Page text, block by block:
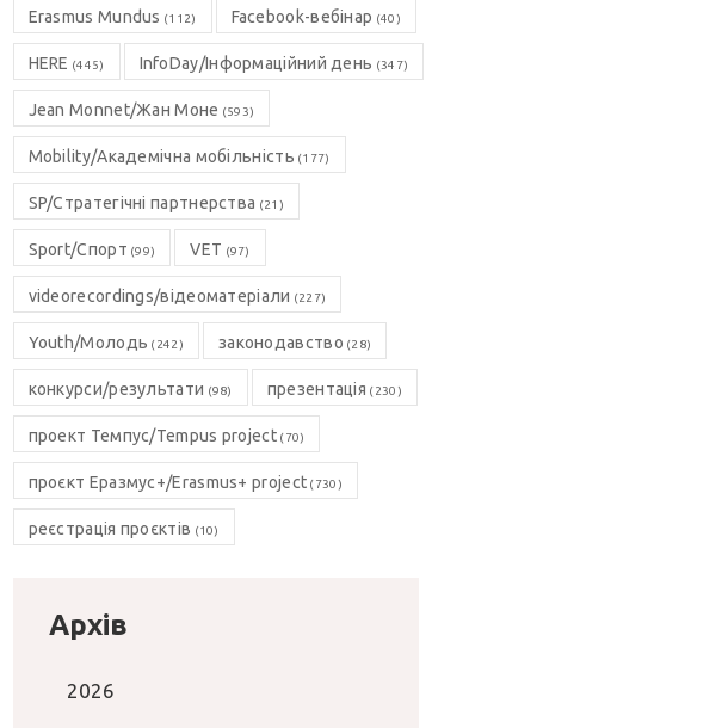
Erasmus Mundus (112) Facebook-вебінар (40)
HERE (445) InfoDay/Інформаційний день (347)
Jean Monnet/Жан Моне (593)
Mobility/Академічна мобільність (177)
SP/Стратегічні партнерства (21)
Sport/Спорт (99) VET (97)
videorecordings/відеоматеріали (227)
Youth/Молодь (242) законодавство (28)
конкурси/результати (98) презентація (230)
проект Темпус/Tempus project(70)
проєкт Еразмус+/Erasmus+ project (730)
реєстрація проєктів (10)
Архів
2026